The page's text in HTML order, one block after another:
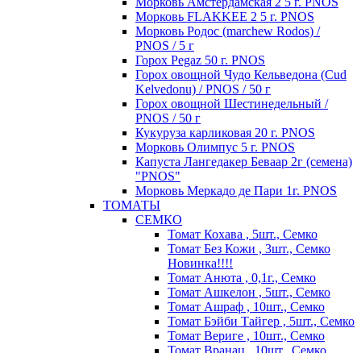
Морковь FLAKKEE 2 5 г. PNOS
Морковь Родос (marchew Rodos) /
PNOS / 5 г
Горох Pegaz 50 г. PNOS
Горох овощной Чудо Кельведона (Cud
Kelvedonu) / PNOS / 50 г
Горох овощной Шестинедельный /
PNOS / 50 г
Кукуруза карликовая 20 г. PNOS
Морковь Олимпус 5 г. PNOS
Капуста Лангедакер Беваар 2г (семена)
"PNOS"
Морковь Меркадо де Пари 1г. PNOS
ТОМАТЫ
СЕМКО
Томат Кохава , 5шт., Семко
Томат Без Кожи , 3шт., Семко
Новинка!!!!
Томат Анюта , 0,1г., Семко
Томат Ашкелон , 5шт., Семко
Томат Ашраф , 10шт., Семко
Томат Бэйби Тайгер , 5шт., Семко
Томат Вериге , 10шт., Семко
Томат Вранац , 10шт., Семко